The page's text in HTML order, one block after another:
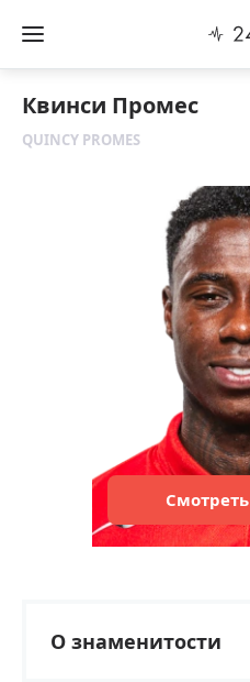
Квинси Промес
QUINCY PROMES
Смотреть
О знаменитости